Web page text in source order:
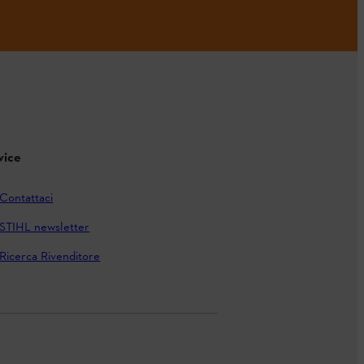
Contattaci
STIHL newsletter
Ricerca Rivenditore